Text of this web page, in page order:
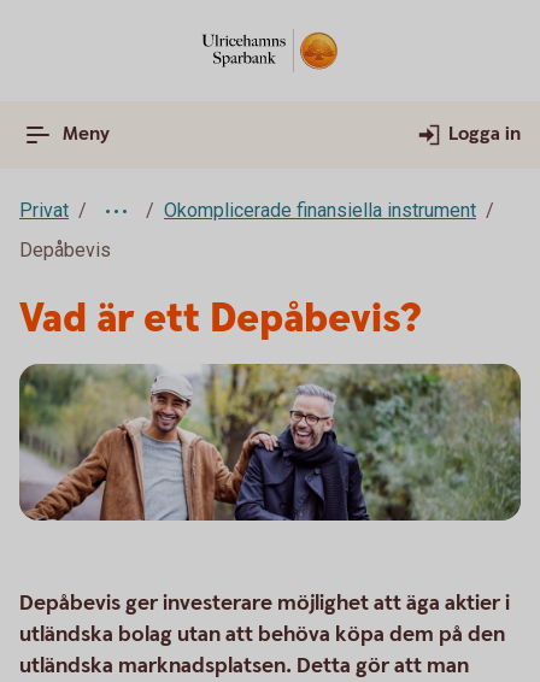
Meny Logga in
Privat
Okomplicerade finansiella instrument
Depåbevis
Vad är ett Depåbevis?
Depåbevis ger investerare möjlighet att äga aktier i
utländska bolag utan att behöva köpa dem på den
utländska marknadsplatsen. Detta gör att man